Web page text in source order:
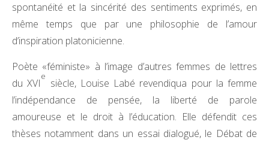
spontanéité et la sincérité des sentiments exprimés, en
même temps que par une philosophie de l’amour
d’inspiration platonicienne.
Poète «féministe» à l’image d’autres femmes de lettres
du XVI
e
siècle, Louise Labé revendiqua pour la femme
l’indépendance de pensée, la liberté de parole
amoureuse et le droit à l’éducation. Elle défendit ces
thèses notamment dans un essai dialogué, le Débat de